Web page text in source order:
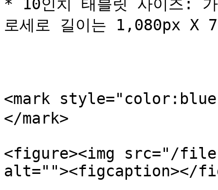
* 10인치 태블릿 사이즈:
로세로 길이는 1,080px X
<mark
</mark>
<figure><img src="/files/
alt=""><figcaption></